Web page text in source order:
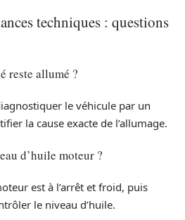
techniques : questions
reste allumé ?
le véhicule par un
la cause exacte de l’allumage.
d’huile moteur ?
est à l’arrêt et froid, puis
le niveau d’huile.